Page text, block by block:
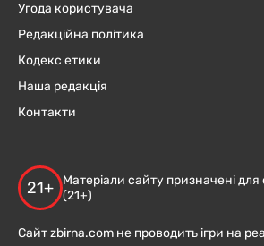
Угода користувача
Редакційна політика
Кодекс етики
Наша редакція
Контакти
21+
Матеріали сайту призначені для
(21+)
Сайт zbirna.com не проводить ігри на